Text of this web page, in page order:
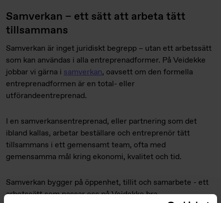
Samverkan – ett sätt att arbeta tätt
tillsammans
Samverkan är inget juridiskt begrepp – utan ett arbetssätt
som kan användas i alla entreprenadformer. På Veidekke
jobbar vi gärna i samverkan, oavsett om den formella
entreprenadformen är en total- eller
utförandeentreprenad.
I en samverkansentreprenad, eller partnering som det
ibland kallas, arbetar beställare och entreprenör tätt
tillsammans i ett gemensamt team, ofta med
gemensamma mål kring ekonomi, kvalitet och tid.
Samverkan bygger på öppenhet, tillit och samarbete - ett
arbetssätt som passar oss på Veidekke bra.